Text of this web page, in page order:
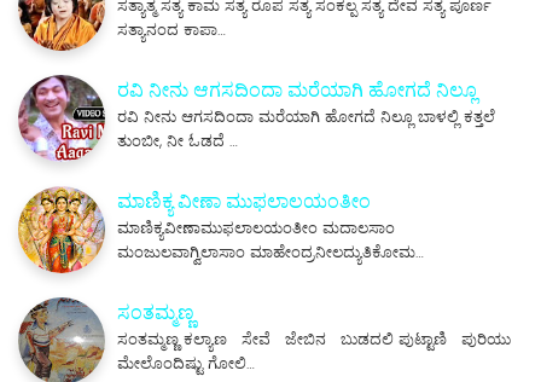
ಸತ್ಯಾತ್ಮ ಸತ್ಯ ಕಾಮ ಸತ್ಯ ರೂಪ ಸತ್ಯ ಸಂಕಲ್ಪ ಸತ್ಯ ದೇವ ಸತ್ಯ ಪೂರ್ಣ
ಸತ್ಯಾನಂದ ಕಾಪಾ…
ರವಿ ನೀನು ಆಗಸದಿಂದಾ ಮರೆಯಾಗಿ ಹೋಗದೆ ನಿಲ್ಲೂ
ರವಿ ನೀನು ಆಗಸದಿಂದಾ ಮರೆಯಾಗಿ ಹೋಗದೆ ನಿಲ್ಲೂ ಬಾಳಲ್ಲಿ ಕತ್ತಲೆ
ತುಂಬೀ, ನೀ ಓಡದೆ …
ಮಾಣಿಕ್ಯ ವೀಣಾ ಮುಫಲಾಲಯಂತೀಂ
ಮಾಣಿಕ್ಯವೀಣಾಮುಫಲಾಲಯಂತೀಂ ಮದಾಲಸಾಂ
ಮಂಜುಲವಾಗ್ವಿಲಾಸಾಂ ಮಾಹೇಂದ್ರನೀಲದ್ಯುತಿಕೋಮ…
ಸಂತಮ್ಮಣ್ಣ
ಸಂತಮ್ಮಣ್ಣ ಕಲ್ಯಾಣ ಸೇವೆ ಜೇಬಿನ ಬುಡದಲಿ ಪುಟ್ಟಾಣಿ ಪುರಿಯು
ಮೇಲೊಂದಿಷ್ಟು ಗೋಲಿ…